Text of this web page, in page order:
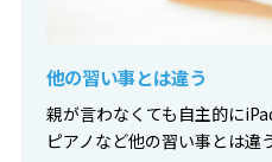
他の習い事とは違う
親が言わなくても自主的に
ピアノなど他の習い事とは違